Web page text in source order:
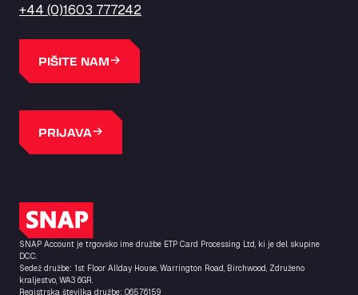
+44 (0)1603 777242
PIŠITE NAM
PRIJAVA
Logotip SNAP
SNAP Account je trgovsko ime družbe ETP Card Processing Ltd, ki je del skupine
DCC.
Sedež družbe: 1st Floor Allday House, Warrington Road, Birchwood, Združeno
kraljestvo, WA3 6GR.
Registrska številka družbe: 06576159